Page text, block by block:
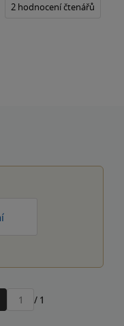
2 hodnocení čtenářů
Přejít
/ 1